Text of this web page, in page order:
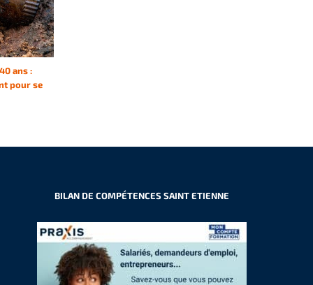
ans :
pour se
BILAN DE COMPÉTENCES SAINT ETIENNE